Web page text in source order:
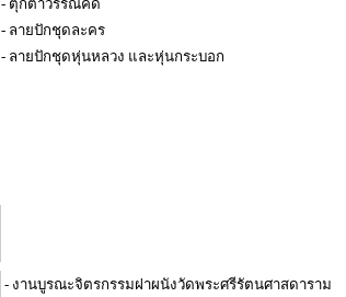
- ตุ๊กตาวรรณคดี
- ลายปักชุดละคร
- ลายปักชุดหุ่นหลวง และหุ่นกระบอก
- งานบูรณะจิตรกรรมฝาผนังวัดพระศรีรัตนศาสดาราม